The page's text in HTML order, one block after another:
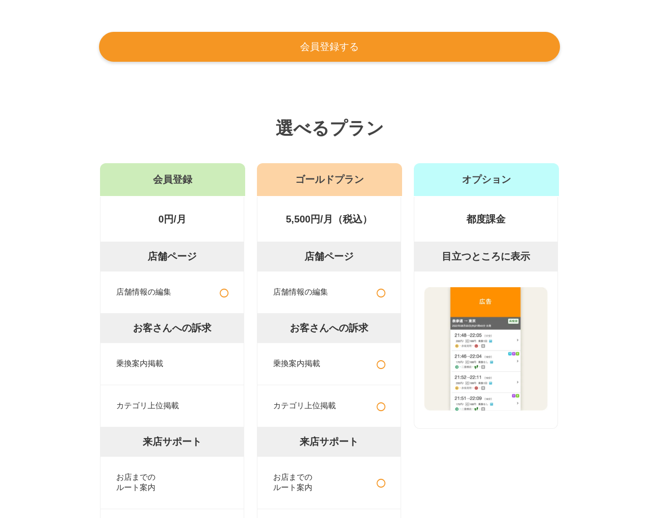
会員登録する
選べるプラン
会員登録
0円/月
店舗ページ
店舗情報の編集 ○
お客さんへの訴求
乗換案内掲載
カテゴリ上位掲載
来店サポート
お店までの
ルート案内
ゴールドプラン
5,500円/月（税込）
店舗ページ
店舗情報の編集 ○
お客さんへの訴求
乗換案内掲載 ○
カテゴリ上位掲載 ○
来店サポート
お店までの
ルート案内
○
オプション
都度課金
目立つところに表示